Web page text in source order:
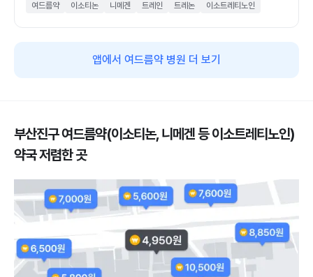
여드름약 이소티논 니메겐 트레인 트레논 이소트레티노인
앱에서 여드름약 병원 더 보기
부산진구 여드름약(이소티논, 니메겐 등 이소트레티노인)
약국 저렴한 곳